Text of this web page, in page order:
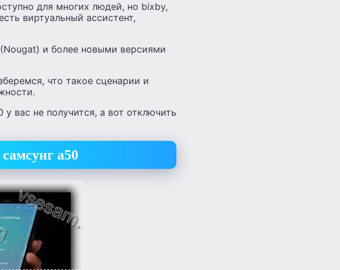
для многих людей, но bixby,
виртуальный ассистент,
и более новыми версиями
что такое сценарии и
вас не получится, а вот отключить
а50